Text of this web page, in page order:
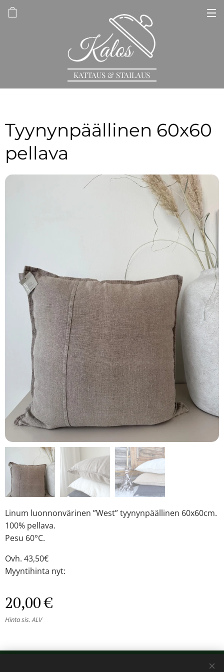
KATTAUS & STAILAUS
Tyynynpäällinen 60x60
pellava
Linum luonnonvärinen ”West” tyynynpäällinen 60x60cm.
100% pellava.
Pesu 60°C.
Ovh. 43,50€
Myyntihinta nyt:
20,00€
Hinta sis. ALV